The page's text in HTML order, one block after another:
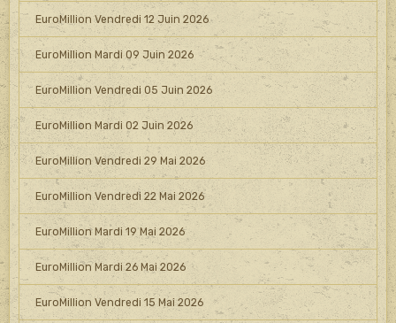
EuroMillion Vendredi 12 Juin 2026
EuroMillion Mardi 09 Juin 2026
EuroMillion Vendredi 05 Juin 2026
EuroMillion Mardi 02 Juin 2026
EuroMillion Vendredi 29 Mai 2026
EuroMillion Vendredi 22 Mai 2026
EuroMillion Mardi 19 Mai 2026
EuroMillion Mardi 26 Mai 2026
EuroMillion Vendredi 15 Mai 2026